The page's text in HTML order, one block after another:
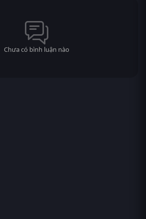
Chưa có bình luận nào